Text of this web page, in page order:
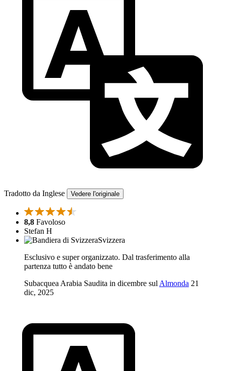
Tradotto da Inglese Vedere l'originale
8,8 Favoloso
Stefan H
Svizzera
Esclusivo e super organizzato. Dal trasferimento alla
partenza tutto è andato bene
Subacquea Arabia Saudita in dicembre sul Almonda 21
dic, 2025